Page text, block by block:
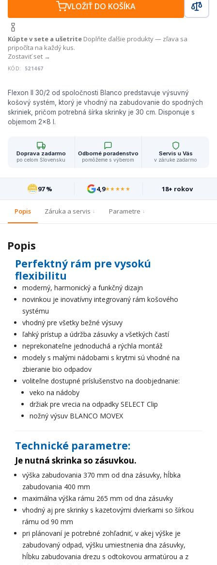
Flexon II 30/2 od spoločnosti Blanco predstavuje výsuvný
košový systém, ktorý je vhodný na zabudovanie do spodných
skriniek, pričom potrebná šírka skrinky je 30 cm. Disponuje s
objemom 2x8 l.
VLOŽIŤ DO KOŠÍKA
Kúpte v sete a ušetrite Doplňte ďalšie produkty — zľava sa
pripočíta na každý kus.
Zostaviť set →
KÓD: 521467
Doprava zadarmo
po celom Slovensku
Odborné poradenstvo
pomôžeme s výberom
Servis u Vás
v záruke zadarmo
97 % 4,9★★★★★ 18+ rokov
Popis Záruka a servis Parametre
Popis
Perfektný rám pre vysokú
flexibilitu
moderný, harmonický a funkčný dizajn
novinkou je inovatívny integrovaný rám košového
systému
vhodný pre všetky bežné výsuvy
ľahký prístup a údržba zásuvky a všetkých častí
neprekonateľne jednoduchá a rýchla montáž
modely s malými nádobami s krytmi sú vhodné na
zbieranie bio odpadov
voliteľne dostupné príslušenstvo na doobjednanie:
veko na nádoby
držiak pre vrecia na odpadky SELECT Clip
nožný výsuv BLANCO MOVEX
Technické parametre:
Je nutná skrinka so zásuvkou.
výška zabudovania 370 mm od dna zásuvky, hĺbka
zabudovania 400 mm
maximálna výška rámu 265 mm od dna zásuvky
vhodný aj pre skrinky s kazetovými dvierkami so šírkou
rámu od 90 mm
pri plánovaní je potrebné zohľadniť, v akej výške je
zabudovaný odpad, výšku umiestnenia dna zásuvky,
hĺbku zabudovania drezu s odtokovou armatúrou a z